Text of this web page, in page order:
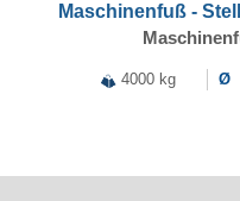
Maschinenfuß -
4000 kg Ø